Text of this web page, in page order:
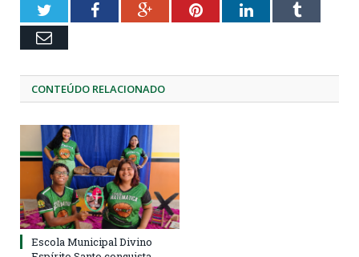
TwitterFacebookGoogle+PinterestLinkedInTumblr
Email
CONTEÚDO RELACIONADO
Escola Municipal Divino